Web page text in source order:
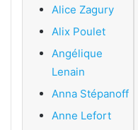
Alice Zagury
Alix Poulet
Angélique
Lenain
Anna Stépanoff
Anne Lefort